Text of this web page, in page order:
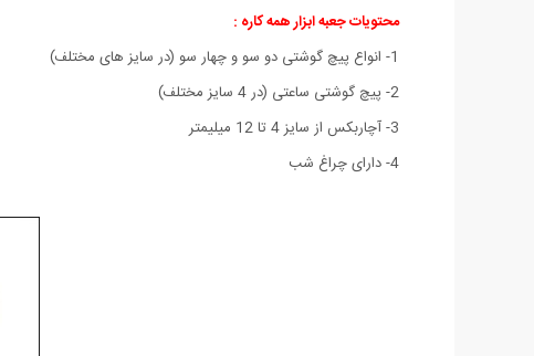
محتویات جعبه ابزار همه کاره :
1- انواع پیچ گوشتی دو سو و چهار سو (در سایز های مختلف)
2- پیچ گوشتی ساعتی (در 4 سایز مختلف)
3- آچاربکس از سایز 4 تا 12 میلیمتر
4- دارای چراغ شب